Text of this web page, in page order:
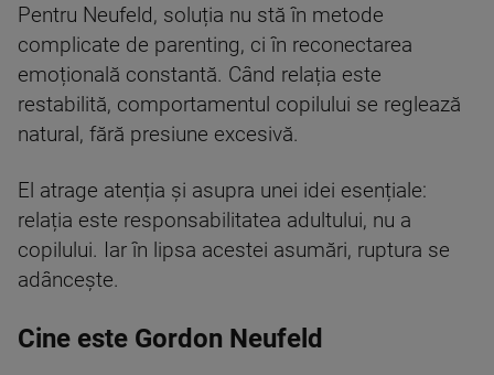
Pentru Neufeld, soluția nu stă în metode
complicate de parenting, ci în reconectarea
emoțională constantă. Când relația este
restabilită, comportamentul copilului se reglează
natural, fără presiune excesivă.
El atrage atenția și asupra unei idei esențiale:
relația este responsabilitatea adultului, nu a
copilului. Iar în lipsa acestei asumări, ruptura se
adâncește.
Cine este Gordon Neufeld